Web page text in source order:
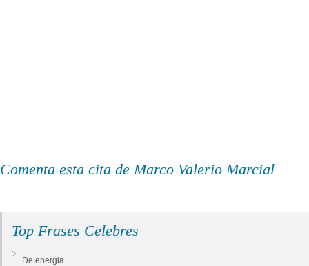
Comenta esta cita de Marco Valerio Marcial
Top Frases Celebres
De energia